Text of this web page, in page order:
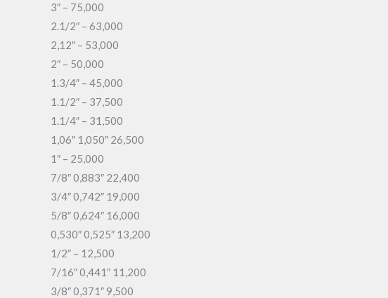
3″ – 75,000
2.1/2″ – 63,000
2,12″ – 53,000
2″ – 50,000
1.3/4″ – 45,000
1.1/2″ – 37,500
1.1/4″ – 31,500
1,06″ 1,050″ 26,500
1″ – 25,000
7/8″ 0,883″ 22,400
3/4″ 0,742″ 19,000
5/8″ 0,624″ 16,000
0,530″ 0,525″ 13,200
1/2″ – 12,500
7/16″ 0,441″ 11,200
3/8″ 0,371″ 9,500